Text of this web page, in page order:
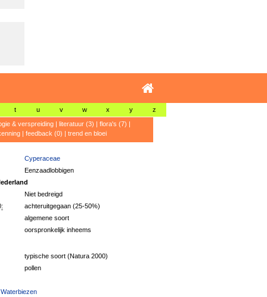
t u v w x y z
& verspreiding| literatuur (3) | flora's (7) |
| feedback (0) | trend en bloei
Cyperaceae
Eenzaadlobbigen
Niet bedreigd
achteruitgegaan (25-50%)
algemene soort
oorspronkelijk inheems
typische soort (Natura 2000)
pollen